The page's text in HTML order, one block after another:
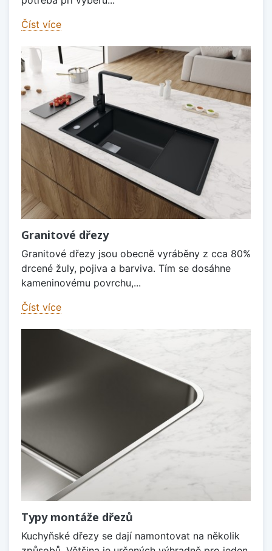
Číst více
Granitové dřezy
Granitové dřezy jsou obecně vyráběny z cca 80%
drcené žuly, pojiva a barviva. Tím se dosáhne
kameninovému povrchu,...
Číst více
Typy montáže dřezů
Kuchyňské dřezy se dají namontovat na několik